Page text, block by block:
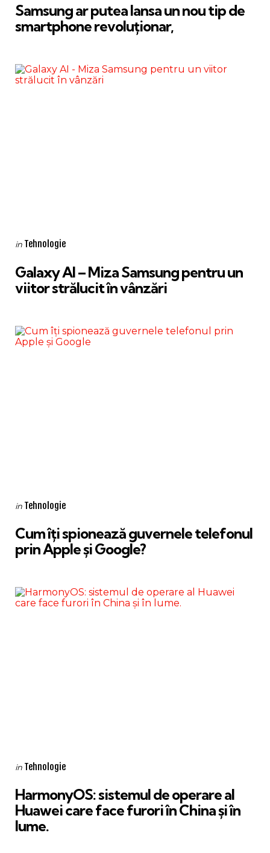
Samsung ar putea lansa un nou tip de
smartphone revoluționar,
Categories
Posted
in Tehnologie
Galaxy AI – Miza Samsung pentru un
viitor strălucit în vânzări
Categories
Posted
in Tehnologie
Cum îți spionează guvernele telefonul
prin Apple și Google?
Categories
Posted
in Tehnologie
HarmonyOS: sistemul de operare al
Huawei care face furori în China și în
lume.